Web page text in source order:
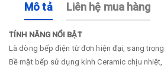
Mô tả Liên hệ mua hàng
TÍNH NĂNG NỔI BẬT
Là dòng bếp điện từ đơn hiện đại, sang trọng
Bề mặt bếp sử dụng kính Ceramic chịu